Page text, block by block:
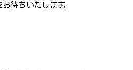
待ちいたします。